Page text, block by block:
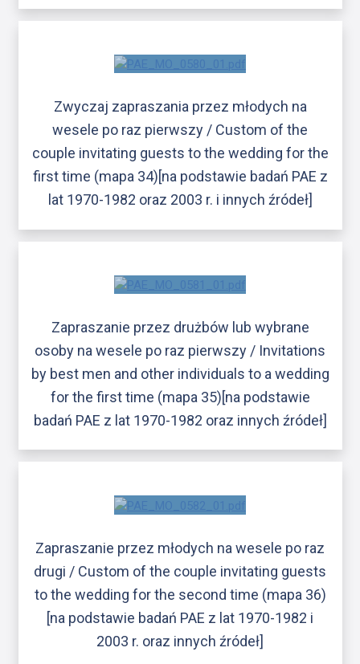
Zwyczaj zapraszania przez młodych na
wesele po raz pierwszy / Custom of the
couple invitating guests to the wedding for the
first time (mapa 34)[na podstawie badań PAE z
lat 1970-1982 oraz 2003 r. i innych źródeł]
Zapraszanie przez drużbów lub wybrane
osoby na wesele po raz pierwszy / Invitations
by best men and other individuals to a wedding
for the first time (mapa 35)[na podstawie
badań PAE z lat 1970-1982 oraz innych źródeł]
Zapraszanie przez młodych na wesele po raz
drugi / Custom of the couple invitating guests
to the wedding for the second time (mapa 36)
[na podstawie badań PAE z lat 1970-1982 i
2003 r. oraz innych źródeł]